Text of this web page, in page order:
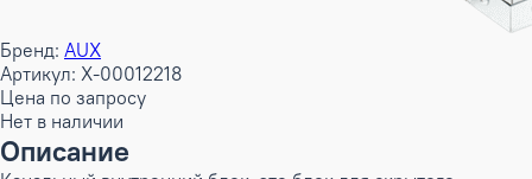
Бренд: AUX
Артикул: X-00012218
Цена по запросу
Нет в наличии
Описание